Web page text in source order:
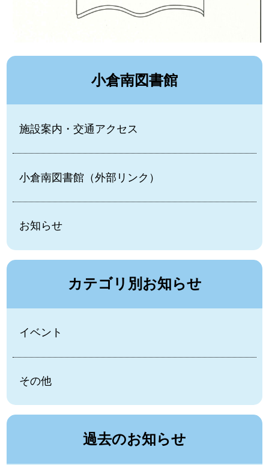
小倉南図書館
施設案内・交通アクセス
小倉南図書館（外部リンク）
お知らせ
カテゴリ別お知らせ
イベント
その他
過去のお知らせ